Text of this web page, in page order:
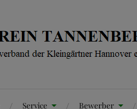
Service Bewerber